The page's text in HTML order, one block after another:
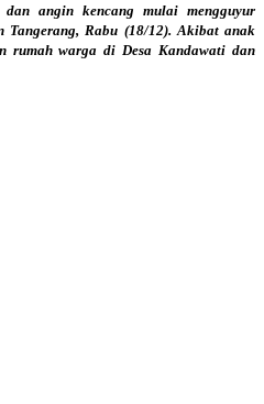
angin kencang mulai mengguyur
Tangerang, Rabu (18/12). Akibat anak
rumah warga di Desa Kandawati dan